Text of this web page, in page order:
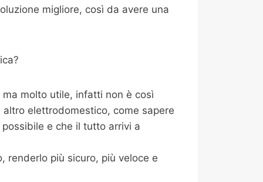
migliore, così da avere una
molto utile, infatti non è così
elettrodomestico, come sapere
e che il tutto arrivi a
renderlo più sicuro, più veloce e